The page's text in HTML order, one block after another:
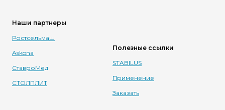
Наши партнеры
Ростсельмаш
Askona
СтавроМед
СТОЛПЛИТ
Полезные ссылки
STABILUS
Применение
Заказать